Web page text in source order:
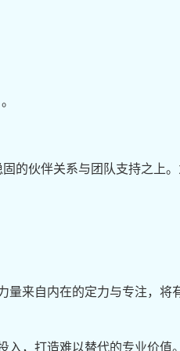
的伙伴关系与团队支持之上
量来自内在的定力与专注，将
，打造难以替代的专业价值。